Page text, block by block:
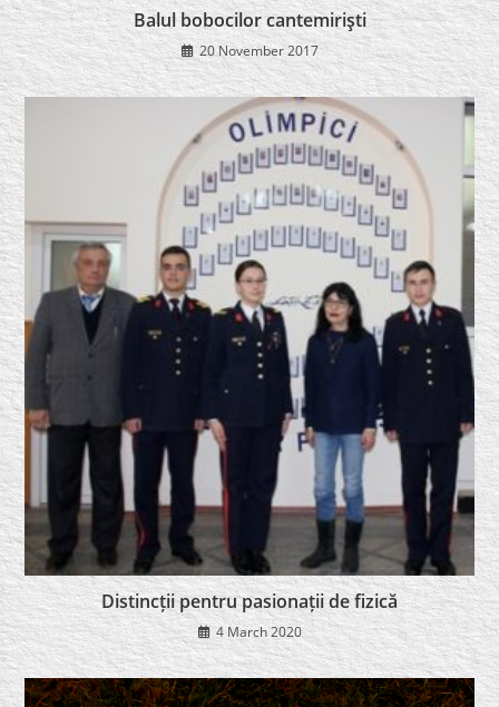
Balul bobocilor cantemirişti
20 November 2017
Distincții pentru pasionații de fizică
4 March 2020